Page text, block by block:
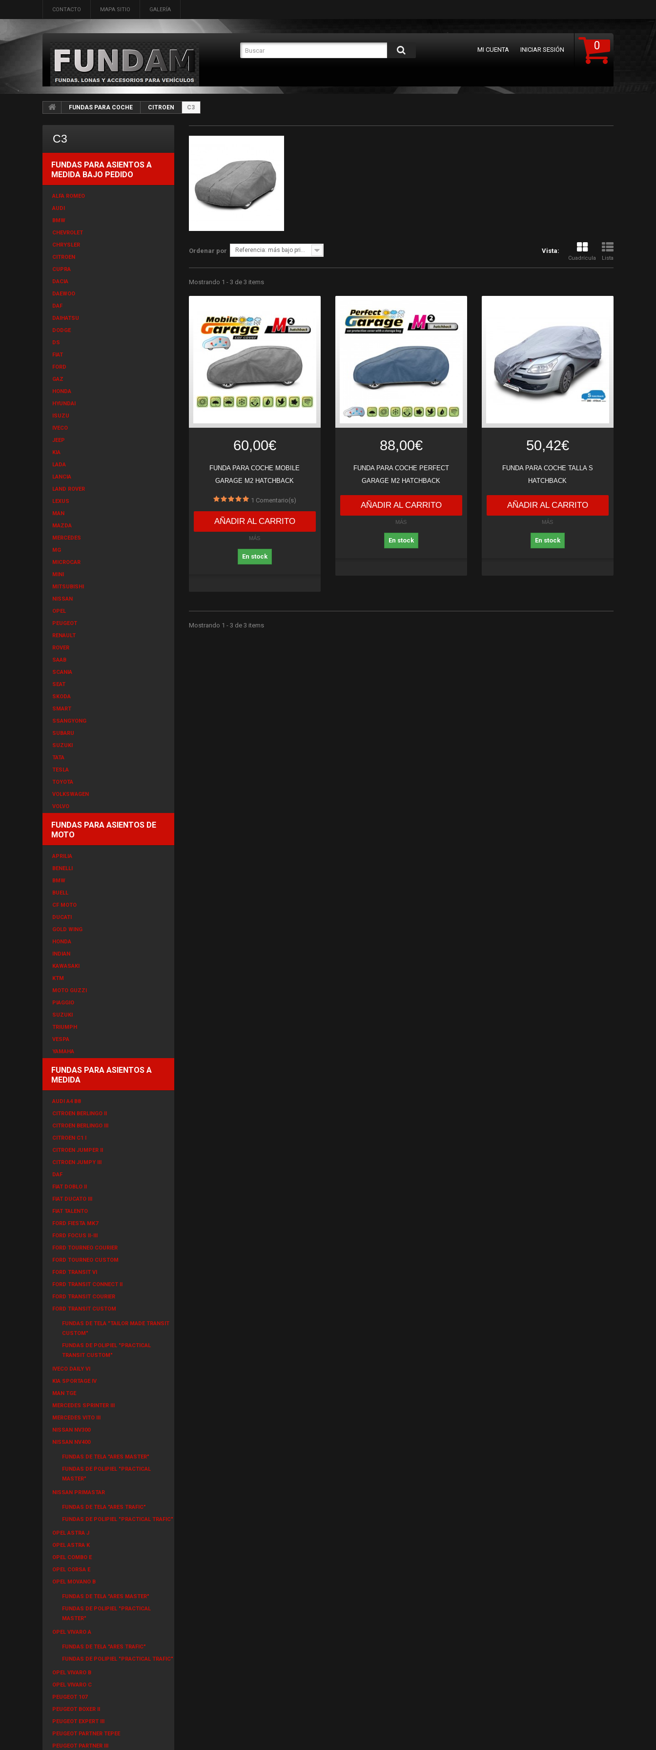
CONTACTO MAPA SITIO GALERÍA
0
MI CUENTA INICIAR SESIÓN
FUNDAS PARA COCHE CITROEN C3
C3
FUNDAS PARA ASIENTOS A
MEDIDA BAJO PEDIDO
ALFA ROMEO
AUDI
BMW
CHEVROLET
CHRYSLER
CITROEN
CUPRA
DACIA
DAEWOO
DAF
DAIHATSU
DODGE
DS
FIAT
FORD
GAZ
HONDA
HYUNDAI
ISUZU
IVECO
JEEP
KIA
LADA
LANCIA
LAND ROVER
LEXUS
MAN
MAZDA
MERCEDES
MG
MICROCAR
MINI
MITSUBISHI
NISSAN
OPEL
PEUGEOT
RENAULT
ROVER
SAAB
SCANIA
SEAT
SKODA
SMART
SSANGYONG
SUBARU
SUZUKI
TATA
TESLA
TOYOTA
VOLKSWAGEN
VOLVO
FUNDAS PARA ASIENTOS DE
MOTO
APRILIA
BENELLI
BMW
BUELL
CF MOTO
DUCATI
GOLD WING
HONDA
INDIAN
KAWASAKI
KTM
MOTO GUZZI
PIAGGIO
SUZUKI
TRIUMPH
VESPA
YAMAHA
FUNDAS PARA ASIENTOS A
MEDIDA
AUDI A4 B8
CITROEN BERLINGO II
CITROEN BERLINGO III
CITROEN C1 I
CITROEN JUMPER II
CITROEN JUMPY III
DAF
FIAT DOBLO II
FIAT DUCATO III
FIAT TALENTO
FORD FIESTA MK7
FORD FOCUS II-III
FORD TOURNEO COURIER
FORD TOURNEO CUSTOM
FORD TRANSIT VI
FORD TRANSIT CONNECT II
FORD TRANSIT COURIER
FORD TRANSIT CUSTOM
FUNDAS DE TELA "TAILOR MADE TRANSIT
CUSTOM"
FUNDAS DE POLIPIEL "PRACTICAL
TRANSIT CUSTOM"
IVECO DAILY VI
KIA SPORTAGE IV
MAN TGE
MERCEDES SPRINTER III
MERCEDES VITO III
NISSAN NV300
NISSAN NV400
FUNDAS DE TELA "ARES MASTER"
FUNDAS DE POLIPIEL "PRACTICAL
MASTER"
NISSAN PRIMASTAR
FUNDAS DE TELA "ARES TRAFIC"
FUNDAS DE POLIPIEL "PRACTICAL TRAFIC"
OPEL ASTRA J
OPEL ASTRA K
OPEL COMBO E
OPEL CORSA E
OPEL MOVANO B
FUNDAS DE TELA "ARES MASTER"
FUNDAS DE POLIPIEL "PRACTICAL
MASTER"
OPEL VIVARO A
FUNDAS DE TELA "ARES TRAFIC"
FUNDAS DE POLIPIEL "PRACTICAL TRAFIC"
OPEL VIVARO B
OPEL VIVARO C
PEUGEOT 107
PEUGEOT BOXER II
PEUGEOT EXPERT III
PEUGEOT PARTNER TEPEE
PEUGEOT PARTNER III
Vista:
Cuadrícula Lista
Ordenar por Referencia: más bajo primero
Mostrando 1 - 3 de 3 items
60,00€
FUNDA PARA COCHE MOBILE
GARAGE M2 HATCHBACK
1 Comentario(s)
AÑADIR AL CARRITO
MÁS
En stock
88,00€
FUNDA PARA COCHE PERFECT
GARAGE M2 HATCHBACK
AÑADIR AL CARRITO
MÁS
En stock
50,42€
FUNDA PARA COCHE TALLA S
HATCHBACK
AÑADIR AL CARRITO
MÁS
En stock
Mostrando 1 - 3 de 3 items